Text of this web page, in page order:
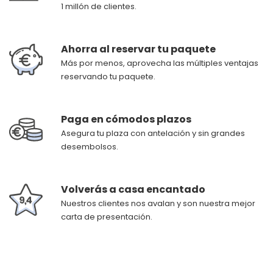
1 millón de clientes.
Ahorra al reservar tu paquete
Más por menos, aprovecha las múltiples ventajas
reservando tu paquete.
Paga en cómodos plazos
Asegura tu plaza con antelación y sin grandes
desembolsos.
Volverás a casa encantado
Nuestros clientes nos avalan y son nuestra mejor
carta de presentación.